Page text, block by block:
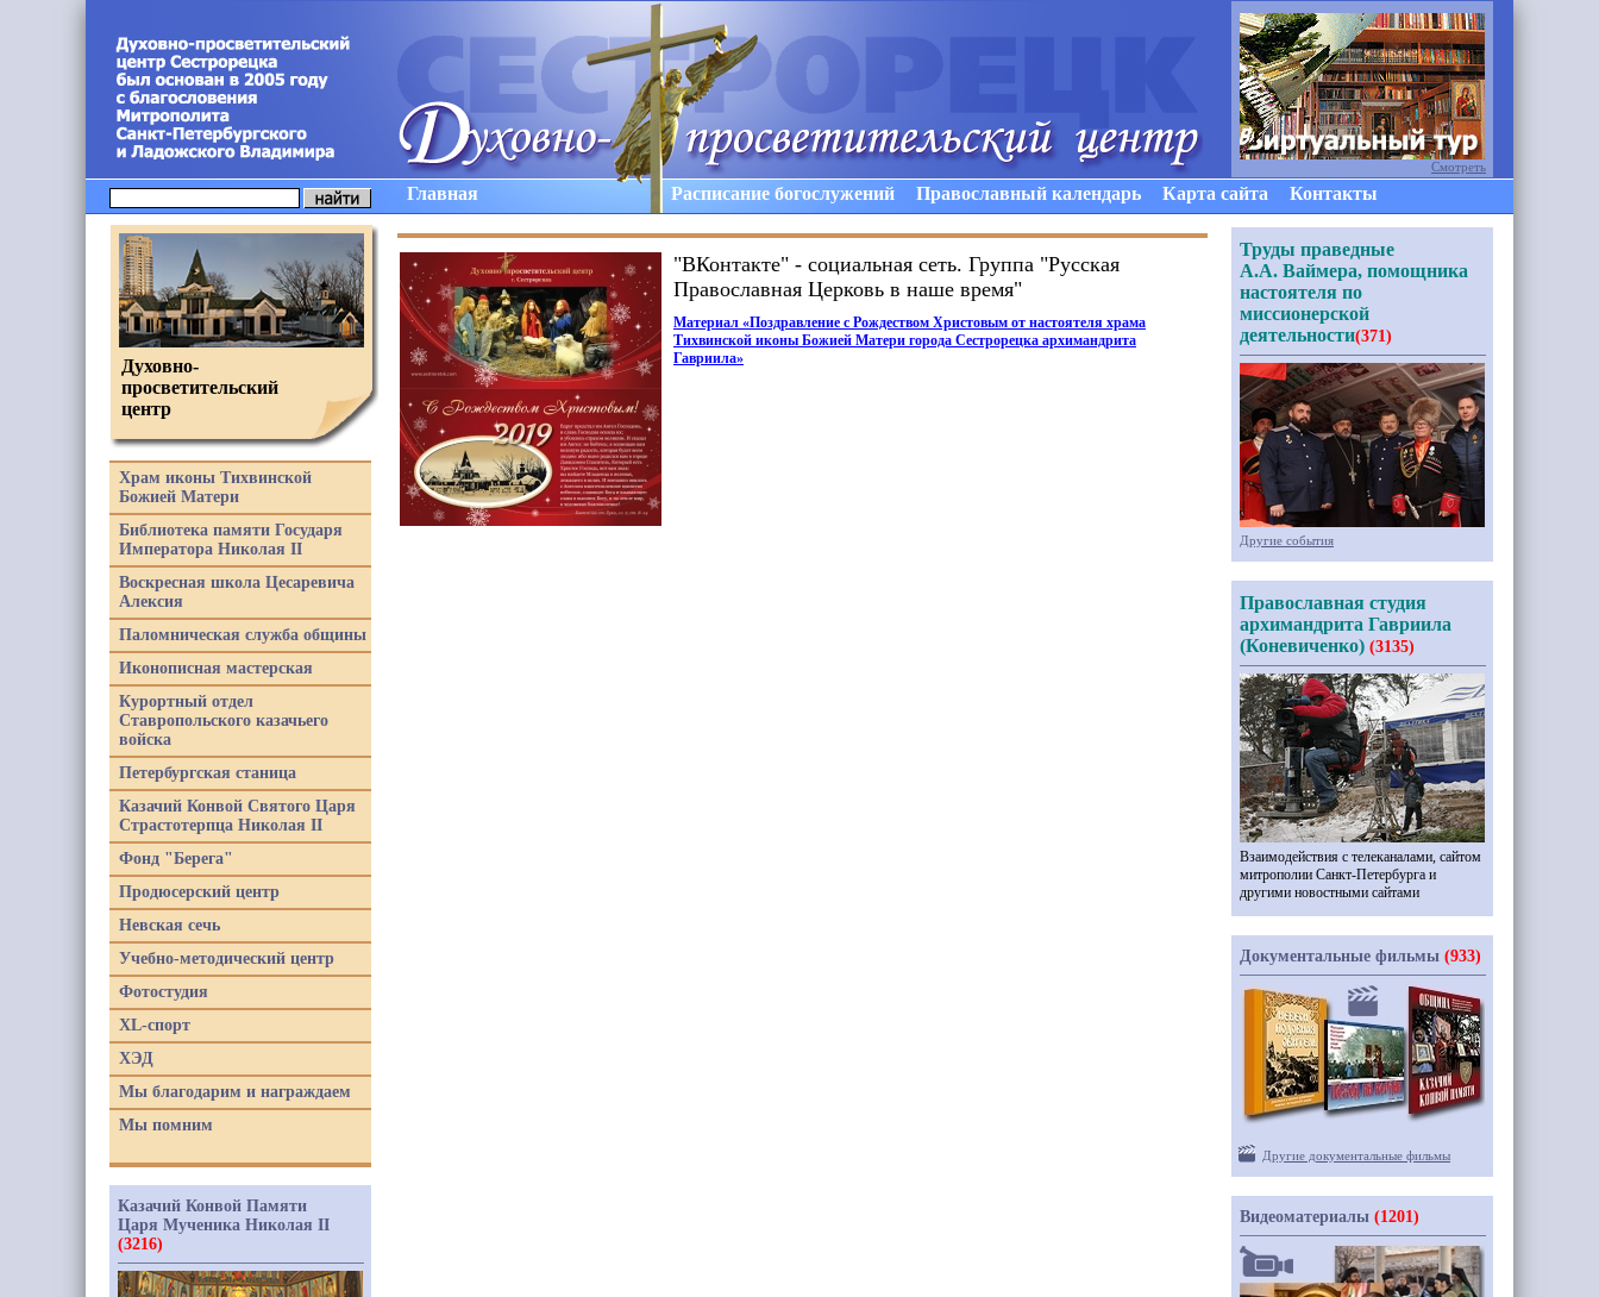
Главная Расписание богослужений Православный календарь Карта сайта Контакты
"ВКонтакте" - социальная сеть. Группа "Русская
Православная Церковь в наше время"
Материал «Поздравление с Рождеством Христовым от настоятеля храма
Тихвинской иконы Божией Матери города Сестрорецка архимандрита
Гавриила»
Духовно-
просветительский
центр
Храм иконы Тихвинской
Божией Матери
Библиотека памяти Государя
Императора Николая II
Воскресная школа Цесаревича
Алексия
Паломническая служба общины
Иконописная мастерская
Курортный отдел
Ставропольского казачьего
войска
Петербургская станица
Казачий Конвой Святого Царя
Страстотерпца Николая II
Фонд "Берега"
Продюсерский центр
Невская сечь
Учебно-методический центр
Фотостудия
XL-спорт
ХЭД
Мы благодарим и награждаем
Мы помним
Казачий Конвой Памяти
Царя Мученика Николая II
(3216)
Смотреть
Труды праведные
А.А. Ваймера, помощника
настоятеля по
миссионерской
деятельности(371)
Другие события
Православная студия
архимандрита Гавриила
(Коневиченко) (3135)
Взаимодействия с телеканалами, сайтом
митрополии Санкт-Петербурга и
другими новостными сайтами
Документальные фильмы (933)
Другие документальные фильмы
Видеоматериалы (1201)